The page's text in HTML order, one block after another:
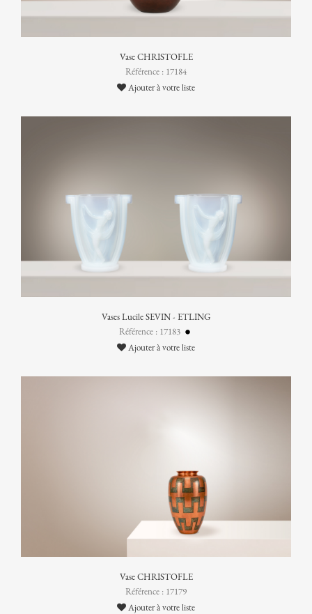
Vase CHRISTOFLE
Référence : 17184
Ajouter à votre liste
Vases Lucile SEVIN - ETLING
Référence : 17183
Ajouter à votre liste
Vase CHRISTOFLE
Référence : 17179
Ajouter à votre liste